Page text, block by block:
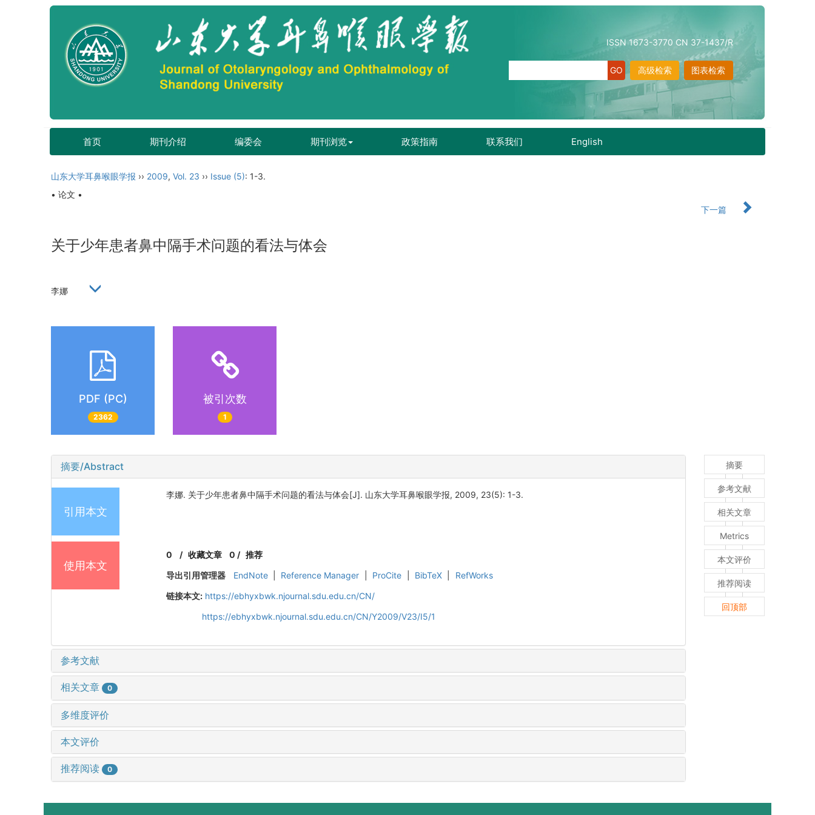
ISSN 1673-3770 CN 37-1437/R
图表检索
高级检索
首页 期刊介绍 编委会 期刊浏览 政策指南 联系我们 English
山东大学耳鼻喉眼学报 ›› 2009, Vol. 23 ›› Issue (5): 1-3.
• 论文 •
下一篇
关于少年患者鼻中隔手术问题的看法与体会
李娜
PDF (PC)
2362
被引次数
1
摘要/Abstract
引用本文
李娜. 关于少年患者鼻中隔手术问题的看法与体会[J]. 山东大学耳鼻喉眼学报, 2009, 23(5): 1-3.
使用本文
0 /收藏文章 0 / 推荐
导出引用管理器
EndNote Reference Manager ProCite BibTeX
RefWorks
链接本文: https://ebhyxbwk.njournal.sdu.edu.cn/CN/
https://ebhyxbwk.njournal.sdu.edu.cn/CN/Y2009/V23/I5/1
参考文献
相关文章 0
多维度评价
本文评价
推荐阅读 0
摘要
参考文献
相关文章
Metrics
本文评价
推荐阅读
回顶部